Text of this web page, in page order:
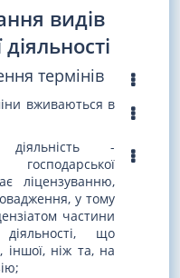
видів
термінів
вживаються в
діяльність -
ліцензуванню,
у тому
частини
діяльності, що
іншої, ніж та, на